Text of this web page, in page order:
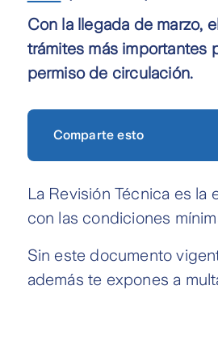
Con la llegada de marzo,
trámites más importantes
permiso de circulación.
Comparte esto
La Revisión Técnica es
con las condiciones
Sin este documento
además te expones a